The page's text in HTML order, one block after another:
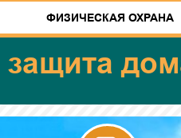
ФИЗИЧЕСКАЯ ОХРАНА